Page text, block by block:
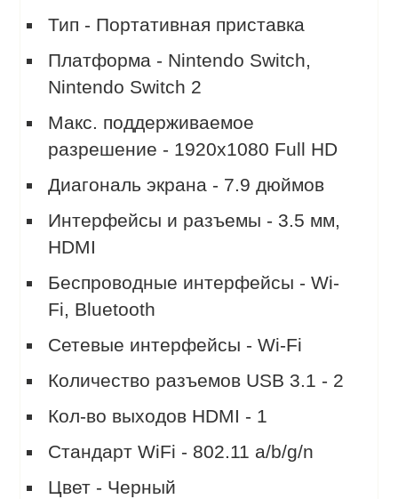
Тип - Портативная приставка
Платформа - Nintendo Switch,
Nintendo Switch 2
Макс. поддерживаемое
разрешение - 1920x1080 Full HD
Диагональ экрана - 7.9 дюймов
Интерфейсы и разъемы - 3.5 мм,
HDMI
Беспроводные интерфейсы - Wi-
Fi, Bluetooth
Сетевые интерфейсы - Wi-Fi
Количество разъемов USB 3.1 - 2
Кол-во выходов HDMI - 1
Стандарт WiFi - 802.11 a/b/g/n
Цвет - Черный